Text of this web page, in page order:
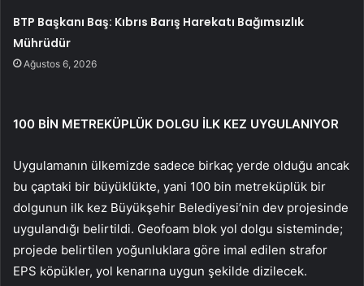
BTP Başkanı Baş: Kıbrıs Barış Harekatı Bağımsızlık
Mührüdür
Ağustos 6, 2026
100 BİN METREKÜPLÜK DOLGU İLK KEZ UYGULANIYOR
Uygulamanın ülkemizde sadece birkaç yerde olduğu ancak
bu çaptaki bir büyüklükte, yani 100 bin metreküplük bir
dolgunun ilk kez Büyükşehir Belediyesi’nin dev projesinde
uygulandığı belirtildi. Geofoam blok yol dolgu sisteminde;
projede belirtilen yoğunluklara göre imal edilen strafor
EPS köpükler, yol kenarına uygun şekilde dizilecek.